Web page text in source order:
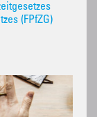
(FPfZG)